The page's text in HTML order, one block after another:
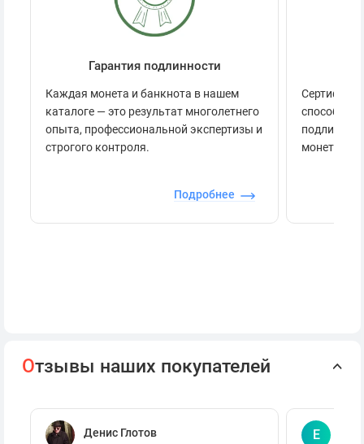
Гарантия подлинности
Каждая монета и банкнота в нашем
каталоге — это результат многолетнего
опыта, профессиональной экспертизы и
строгого контроля.
Подробнее
способов
монеты.
Отзывы наших покупателей
Денис Глотов Е